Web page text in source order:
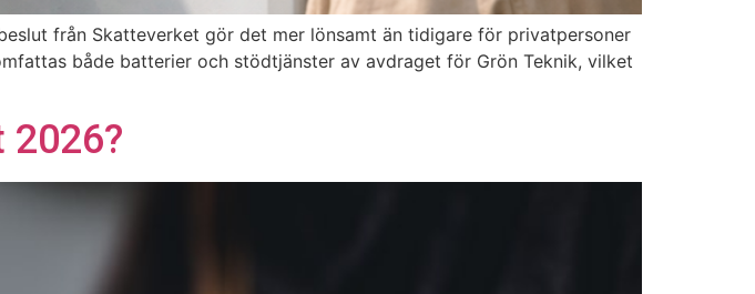
från Skatteverket gör det mer lönsamt än tidigare för privatpersoner
både batterier och stödtjänster av avdraget för Grön Teknik, vilket